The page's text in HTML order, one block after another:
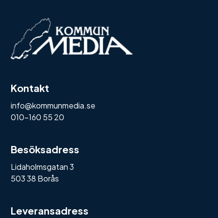
Kontakt
info@kommunmedia.se
010-160 55 20
Besöksadress
Lidaholmsgatan 3
503 38 Borås
Leveransadress